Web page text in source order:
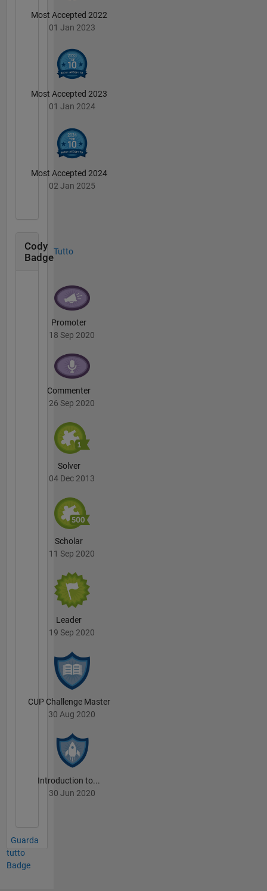
Most Accepted 2022
01 Jan 2023
Most Accepted 2023
01 Jan 2024
Most Accepted 2024
02 Jan 2025
Cody
Badge
Tutto
Promoter
18 Sep 2020
Commenter
26 Sep 2020
Solver
04 Dec 2013
Scholar
11 Sep 2020
Leader
19 Sep 2020
CUP Challenge Master
30 Aug 2020
Introduction to...
30 Jun 2020
Guarda
tutto
Badge